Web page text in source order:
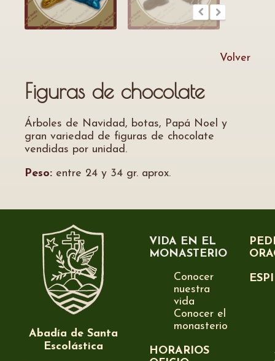
Volver
Figuras de chocolate
Árboles de Navidad, botas, Papá Noel y
gran variedad de figuras de chocolate
vendidas por unidad.
Peso: entre 24 y 34 gr. aprox.
Abadía de Santa
Escolástica
VIDA EN EL
MONASTERIO
Conocer
nuestra
vida
Conocer el
monasterio
HORARIOS